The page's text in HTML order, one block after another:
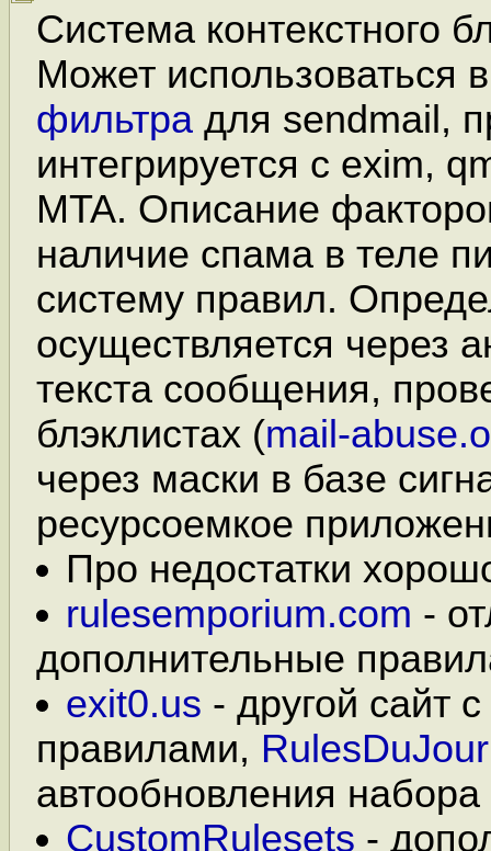
Система контекстного
Может использоваться
фильтра для sendmail,
интегрируется с exim,
MTA. Описание
наличие спама в теле
систему правил.
осуществляется через
текста сообщения,
блэклистах (mail-
через маски в базе
ресурсоемкое
Про недостатки
rulesemporium.com -
дополнительные
exit0.us - другой сайт
правилами, RulesDuJour
автообновления
CustomRulesets -